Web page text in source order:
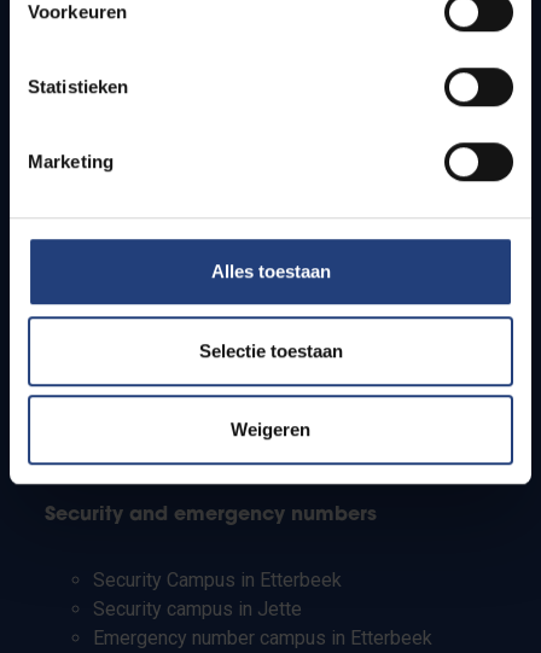
Voorkeuren
Statistieken
Marketing
Alles toestaan
Selectie toestaan
Weigeren
How to get to the VUB campuses
Students
PhD students
Teachers and secondary schools
Working students
Security and emergency numbers
Security Campus in Etterbeek
Security campus in Jette
Emergency number campus in Etterbeek